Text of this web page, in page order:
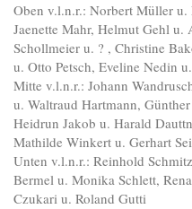
Oben v.l.n.r.: Norbert Müller
Jaenette Mahr, Helmut Gehl u.
Schollmeier u. ? , Christine
u. Otto Petsch, Eveline Nedin
Mitte v.l.n.r.: Johann
u. Waltraud Hartmann,
Heidrun Jakob u. Harald
Mathilde Winkert u. Gerhart
Unten v.l.n.r.: Reinhold
Bermel u. Monika Schlett,
Czukari u. Roland Gutti